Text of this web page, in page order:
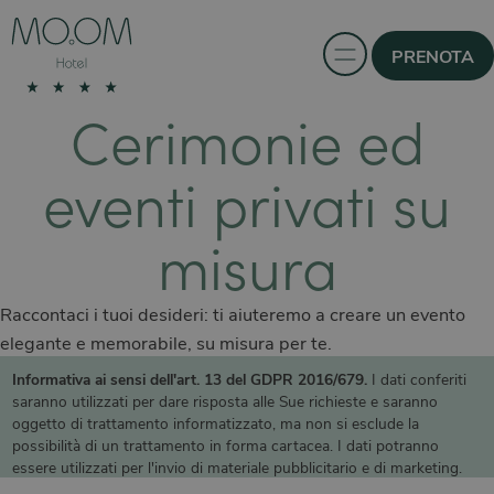
PRENOTA
Cerimonie ed
eventi privati su
misura
Raccontaci i tuoi desideri: ti aiuteremo a creare un evento
elegante e memorabile, su misura per te.
Informativa ai sensi dell'art. 13 del GDPR 2016/679. I dati conferiti
saranno utilizzati per dare risposta alle Sue richieste e saranno
oggetto di trattamento informatizzato, ma non si esclude la
possibilità di un trattamento in forma cartacea. I dati potranno
essere utilizzati per l'invio di materiale pubblicitario e di marketing.